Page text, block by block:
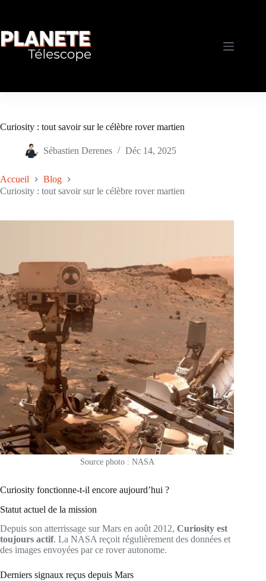
Curiosity : tout savoir sur le célèbre rover martien
Sébastien Derenes Déc 14, 2025
Accueil
Blog
Curiosity : tout savoir sur le célèbre rover martien
Source photo : NASA
Curiosity fonctionne-t-il encore aujourd’hui ?
Statut actuel de la mission
Depuis son atterrissage sur Mars en août 2012, Curiosity est
toujours actif. La NASA reçoit régulièrement des données et
des images envoyées par ce rover autonome.
Derniers signaux reçus depuis Mars